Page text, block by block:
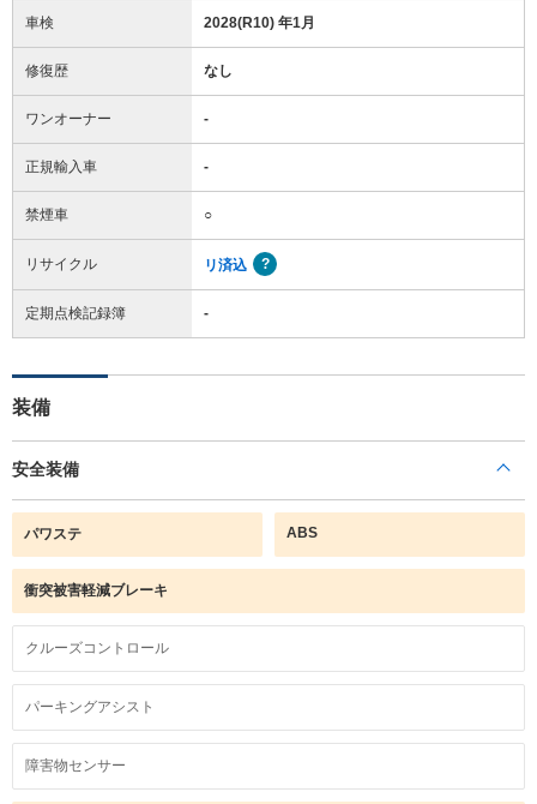
車検 2028(R10) 年1月
修復歴 なし
ワンオーナー -
正規輸入車 -
禁煙車 ○
リサイクル リ済込
定期点検記録簿 -
装備
安全装備
パワステ ABS
衝突被害軽減ブレーキ
クルーズコントロール
パーキングアシスト
障害物センサー